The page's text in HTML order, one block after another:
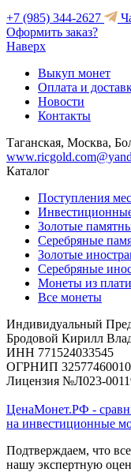
+7 (985) 344-2627
Оформить заказ?
Наверх
Выкуп монет
Оплата и
Новости
Контакты
Таганская, Москва,
Каталог
Поступления
Золотые
Серебряные
Золотые
Серебряные
Монеты из
Все монеты
Индивидуальный
Бродовой Кирилл
ИНН 771524033545
ОГРНИП
Лицензия №Л023-
ЦенаМонет.РФ -
на инвестиционные
Подтверждаем, что
нашу экспертную